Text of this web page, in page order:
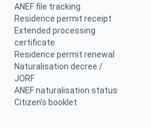
ANEF file tracking
Residence permit receipt
Extended processing
certificate
Residence permit renewal
Naturalisation decree /
JORF
ANEF naturalisation status
Citizen's booklet